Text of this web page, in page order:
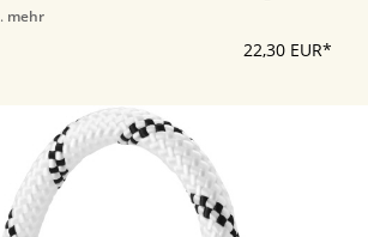
mehr
22,30 EUR*